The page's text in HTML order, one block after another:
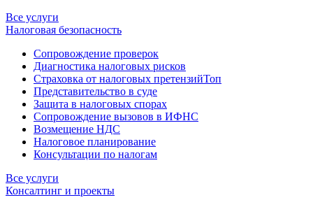
Все услуги
Налоговая безопасность
Сопровождение проверок
Диагностика налоговых рисков
Страховка от налоговых претензийТоп
Представительство в суде
Защита в налоговых спорах
Сопровождение вызовов в ИФНС
Возмещение НДС
Налоговое планирование
Консультации по налогам
Все услуги
Консалтинг и проекты